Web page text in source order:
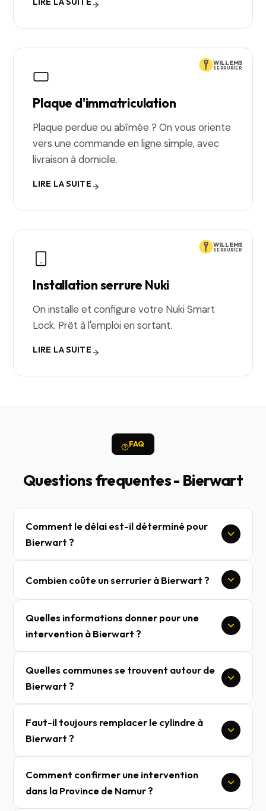
WILLEMS
SERRURIER
Plaque d'immatriculation
Plaque perdue ou abîmée ? On vous oriente
vers une commande en ligne simple, avec
livraison à domicile.
LIRE LA SUITE
WILLEMS
SERRURIER
Installation serrure Nuki
On installe et configure votre Nuki Smart
Lock. Prêt à l'emploi en sortant.
LIRE LA SUITE
FAQ
Questions frequentes - Bierwart
Comment le délai est-il déterminé pour
Bierwart ?
Combien coûte un serrurier à Bierwart ?
Quelles informations donner pour une
intervention à Bierwart ?
Quelles communes se trouvent autour de
Bierwart ?
Faut-il toujours remplacer le cylindre à
Bierwart ?
Comment confirmer une intervention
dans la Province de Namur ?